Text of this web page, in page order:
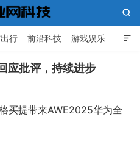

行 前沿科技 游戏娱乐

应批评，持续进步
买提带来AWE2025华为全